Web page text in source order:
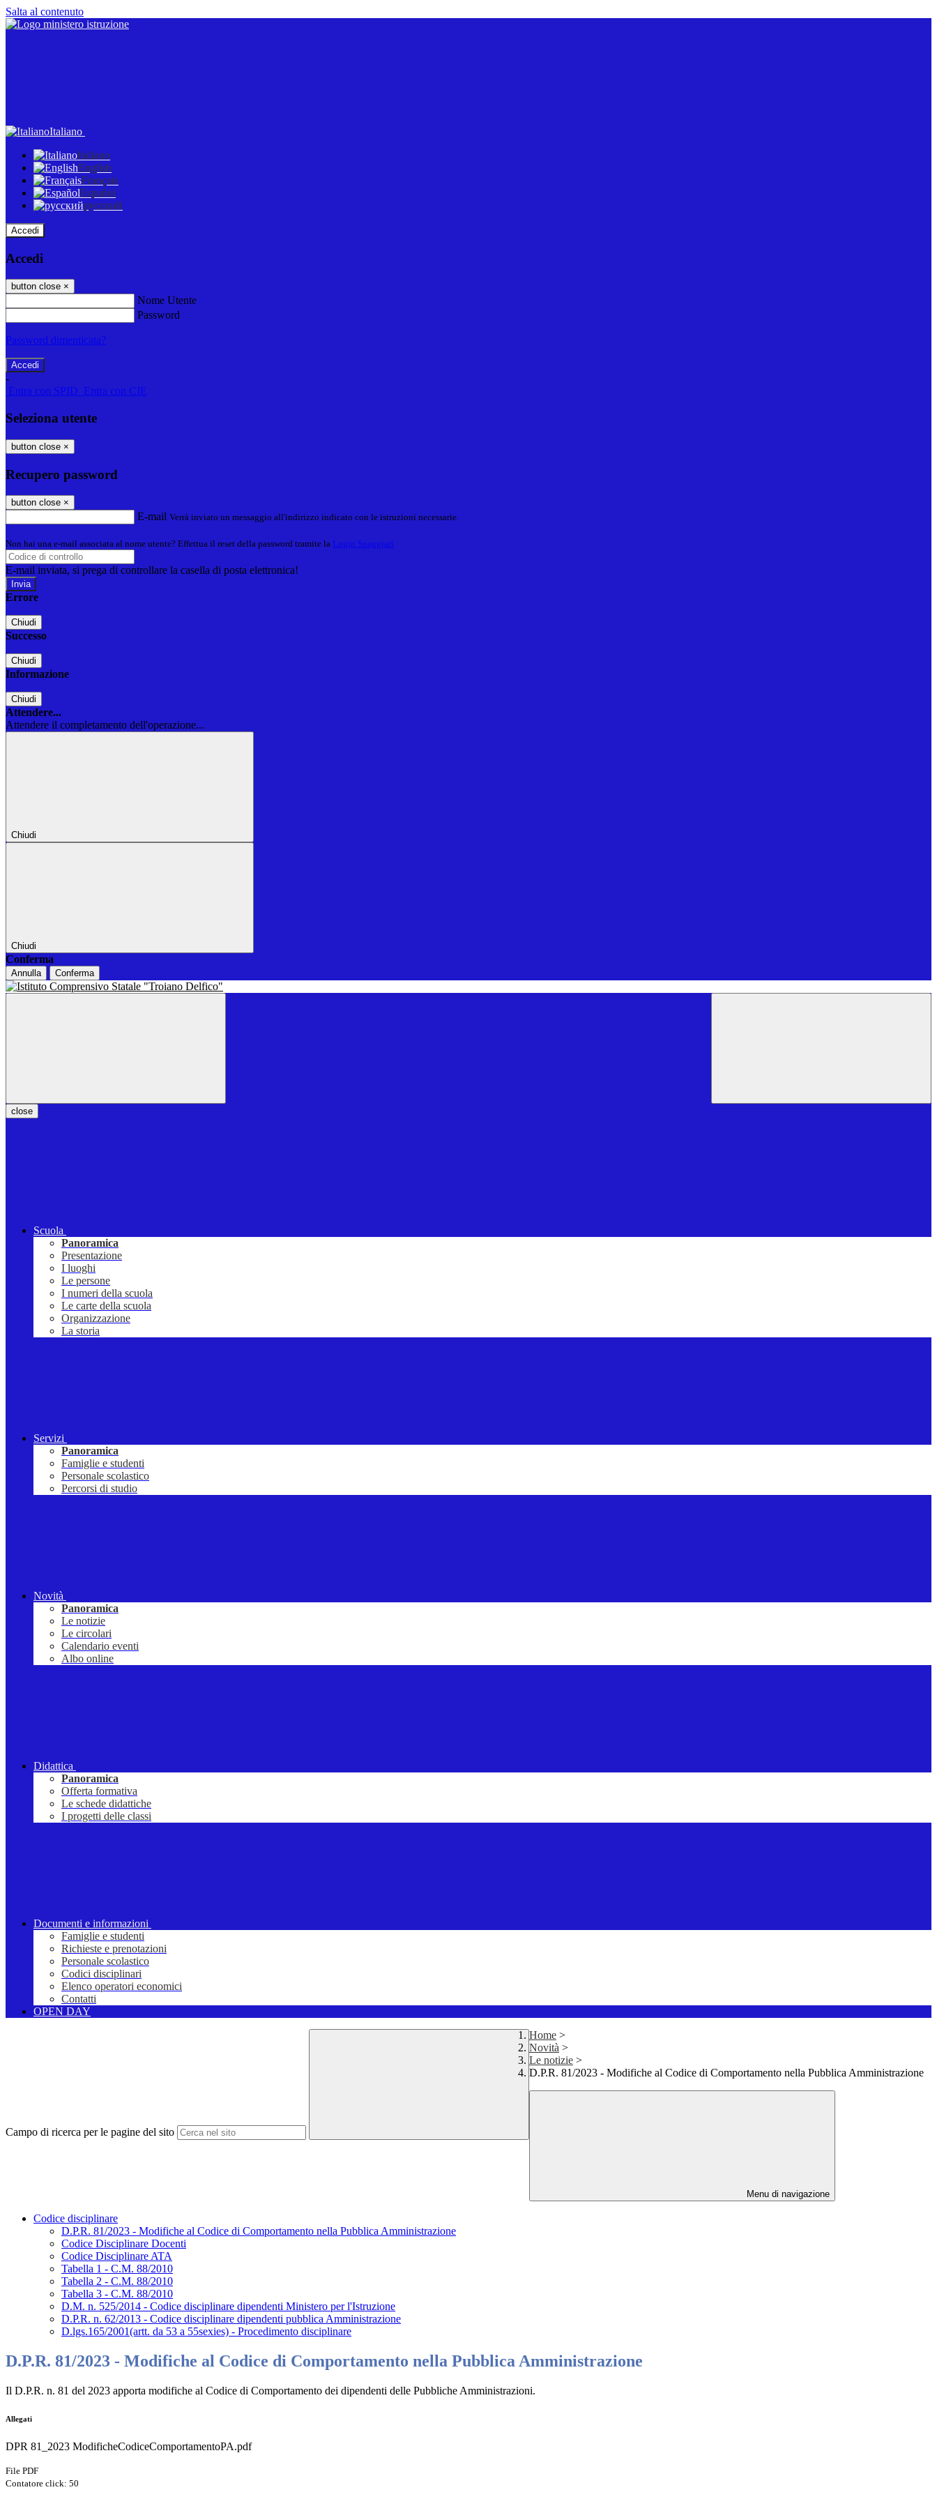
Salta al contenuto
Italiano
Italiano
English
Français
Español
русский
Accedi
Accedi
button close ×
Nome Utente
Password
Password dimenticata?
-
Entra con SPID
Entra con CIE
Seleziona utente
button close ×
Recupero password
button close ×
E-mail Verrà inviato un messaggio all'indirizzo indicato con le istruzioni necessarie.
Non hai una e-mail associata al nome utente? Effettua il reset della password tramite la Login Spaggiari
E-mail inviata, si prega di controllare la casella di posta elettronica!
Errore
Chiudi
Successo
Chiudi
Informazione
Chiudi
Attendere...
Attendere il completamento dell'operazione...
Chiudi
Chiudi
Conferma
Annulla Conferma
close
Scuola
Panoramica
Presentazione
I luoghi
Le persone
I numeri della scuola
Le carte della scuola
Organizzazione
La storia
Servizi
Panoramica
Famiglie e studenti
Personale scolastico
Percorsi di studio
Novità
Panoramica
Le notizie
Le circolari
Calendario eventi
Albo online
Didattica
Panoramica
Offerta formativa
Le schede didattiche
I progetti delle classi
Documenti e informazioni
Famiglie e studenti
Richieste e prenotazioni
Personale scolastico
Codici disciplinari
Elenco operatori economici
Contatti
OPEN DAY
Campo di ricerca per le pagine del sito
Home >
Novità >
Le notizie >
D.P.R. 81/2023 - Modifiche al Codice di Comportamento nella Pubblica Amministrazione
Menu di navigazione
Codice disciplinare
D.P.R. 81/2023 - Modifiche al Codice di Comportamento nella Pubblica Amministrazione
Codice Disciplinare Docenti
Codice Disciplinare ATA
Tabella 1 - C.M. 88/2010
Tabella 2 - C.M. 88/2010
Tabella 3 - C.M. 88/2010
D.M. n. 525/2014 - Codice disciplinare dipendenti Ministero per l'Istruzione
D.P.R. n. 62/2013 - Codice disciplinare dipendenti pubblica Amministrazione
D.lgs.165/2001(artt. da 53 a 55sexies) - Procedimento disciplinare
D.P.R. 81/2023 - Modifiche al Codice di Comportamento nella Pubblica Amministrazione
Il D.P.R. n. 81 del 2023 apporta modifiche al Codice di Comportamento dei dipendenti delle Pubbliche Amministrazioni.
Allegati
DPR 81_2023 ModificheCodiceComportamentoPA.pdf
File PDF
Contatore click: 50